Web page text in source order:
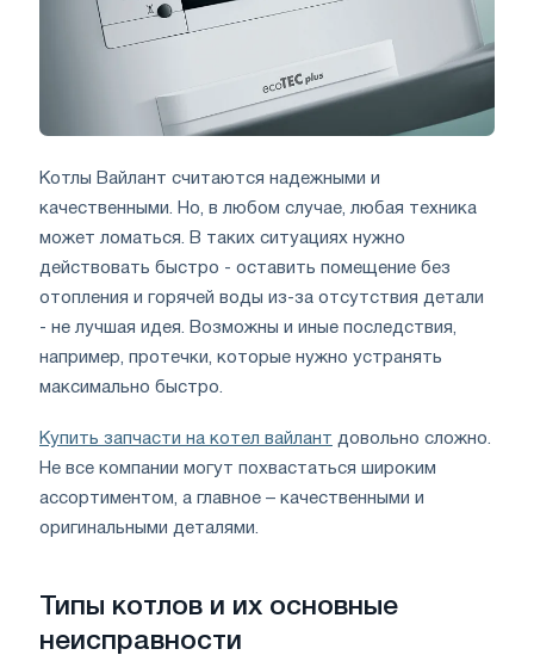
Котлы Вайлант считаются надежными и
качественными. Но, в любом случае, любая техника
может ломаться. В таких ситуациях нужно
действовать быстро - оставить помещение без
отопления и горячей воды из-за отсутствия детали
- не лучшая идея. Возможны и иные последствия,
например, протечки, которые нужно устранять
максимально быстро.
Купить запчасти на котел вайлант довольно сложно.
Не все компании могут похвастаться широким
ассортиментом, а главное – качественными и
оригинальными деталями.
Типы котлов и их основные
неисправности